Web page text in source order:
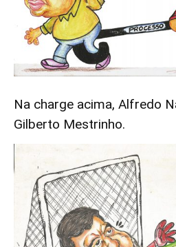
Na charge acima, Alfredo
Gilberto Mestrinho.